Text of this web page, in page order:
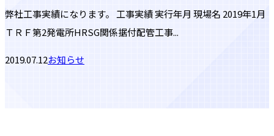
弊社工事実績になります。 工事実績 実行年月 現場名 2019年1月
ＴＲＦ第2発電所HRSG関係据付配管工事...
2019.07.12お知らせ